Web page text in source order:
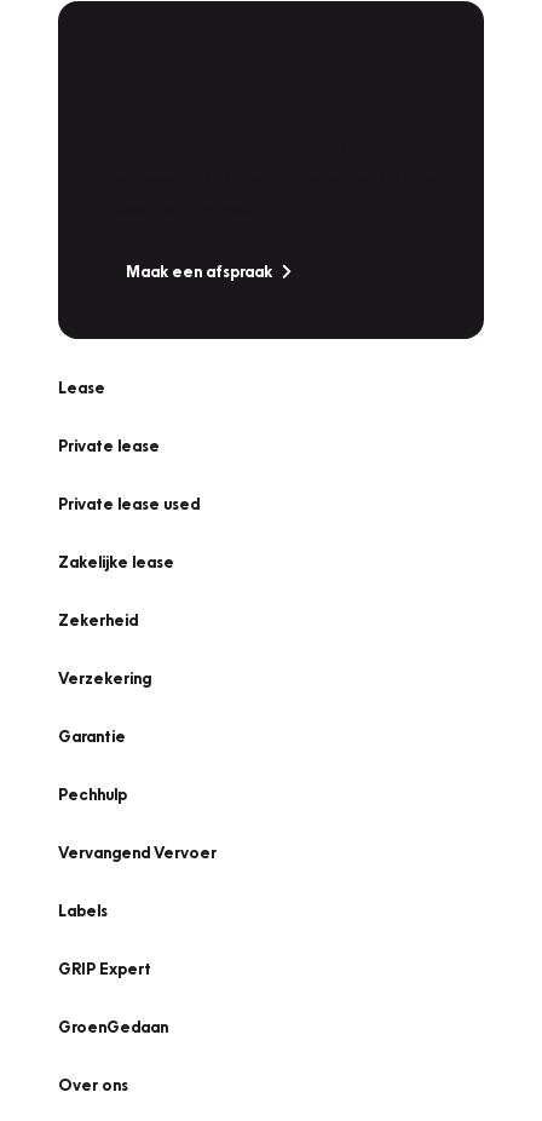
Maak een afspraak
Lease
Private lease
Private lease used
Zakelijke lease
Zekerheid
Verzekering
Garantie
Pechhulp
Vervangend Vervoer
Labels
GRIP Expert
GroenGedaan
Over ons